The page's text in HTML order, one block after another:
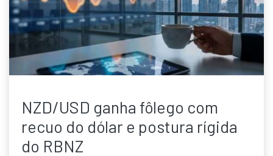
NZD/USD ganha fôlego com
recuo do dólar e postura rígida
do RBNZ